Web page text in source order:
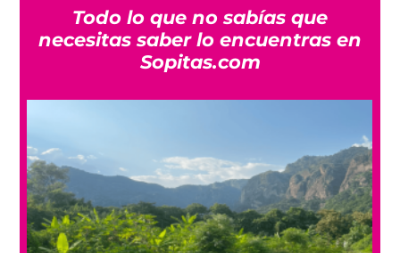
Todo lo que no sabías que
necesitas saber lo encuentras en
Sopitas.com